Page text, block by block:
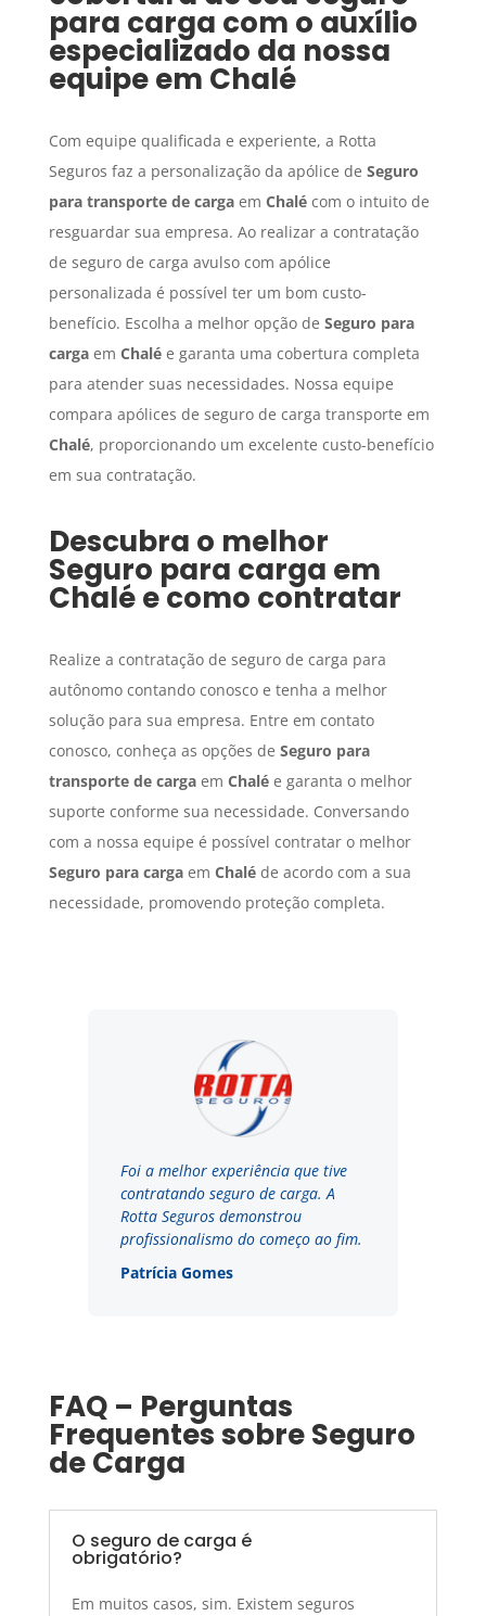
para carga com o auxílio
especializado da nossa
equipe em Chalé
Com equipe qualificada e experiente, a Rotta
Seguros faz a personalização da apólice de Seguro
para transporte de cargaem Chalécom o intuito de
resguardar sua empresa. Ao realizar a contratação
de seguro de carga avulso com apólice
personalizada é possível ter um bom custo-
benefício. Escolha a melhor opção de Seguro para
cargaem Chalée garanta uma cobertura completa
para atender suas necessidades. Nossa equipe
compara apólices de seguro de carga transporte em
Chalé, proporcionando um excelente custo-benefício
em sua contratação.
Descubra o melhor
Seguro para carga em
Chalée como contratar
Realize a contratação de seguro de carga para
autônomo contando conosco e tenha a melhor
solução para sua empresa. Entre em contato
conosco, conheça as opções de Seguro para
transporte de cargaem Chalée garanta o melhor
suporte conforme sua necessidade. Conversando
com a nossa equipe é possível contratar o melhor
Seguro para cargaem Chaléde acordo com a sua
necessidade, promovendo proteção completa.
Foi a melhor experiência que tive
contratando seguro de carga. A
Rotta Seguros demonstrou
profissionalismo do começo ao fim.
Patrícia Gomes
FAQ – Perguntas
Frequentes sobre Seguro
de Carga
O seguro de carga é
obrigatório?
Em muitos casos, sim. Existem seguros